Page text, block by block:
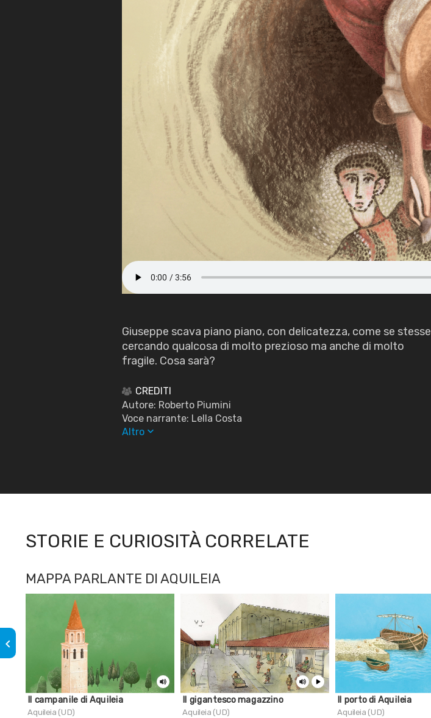
Giuseppe scava piano piano, con delicatezza, come se stesse
cercando qualcosa di molto prezioso ma anche di molto
fragile. Cosa sarà?
CREDITI
Autore: Roberto Piumini
Voce narrante: Lella Costa
Altrokeyboard_arrow_down
STORIE E CURIOSITÀ CORRELATE
MAPPA PARLANTE DI AQUILEIA
Il campanile di Aquileia
Aquileia (UD)
Il gigantesco magazzino
Aquileia (UD)
Il porto di Aquileia
Aquileia (UD)
keyboard_arrow_left